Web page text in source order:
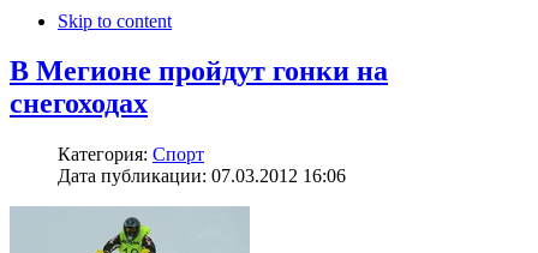
Skip to content
В Мегионе пройдут гонки на
снегоходах
Категория: Спорт
Дата публикации: 07.03.2012 16:06